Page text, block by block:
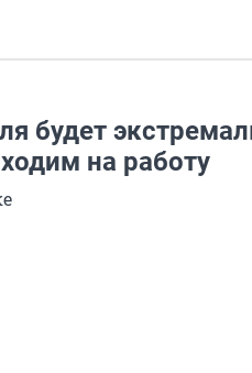
будет
на работу